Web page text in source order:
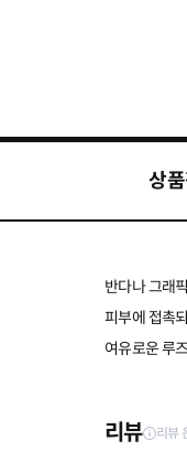
상
반다나 그래
피부에 접촉
여유로운 루